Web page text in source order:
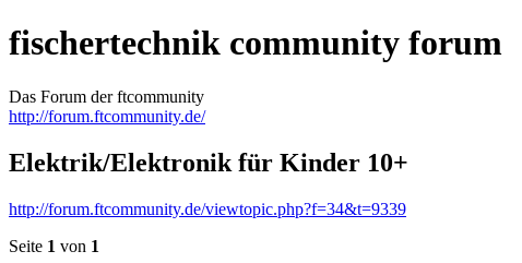
fischertechnik community forum
Das Forum der ftcommunity
http://forum.ftcommunity.de/
Elektrik/Elektronik für Kinder 10+
http://forum.ftcommunity.de/viewtopic.php?f=34&t=9339
Seite 1 von 1